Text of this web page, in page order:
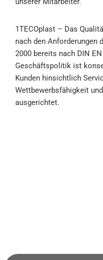
1TECOplast – Das
nach den Anforderungen
2000 bereits nach DIN
Geschäftspolitik ist
Kunden hinsichtlich
Wettbewerbsfähigkeit
ausgerichtet.